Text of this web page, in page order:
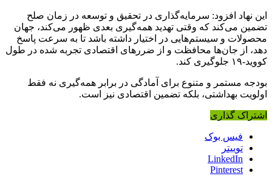
این نهاد افزود: سرمایه‌گذاری در تحقیق و توسعه در زمان صلح
تضمین می‌کند که وقتی تهدید همه‌گیری بعدی ظهور می‌کند، جهان
محصولات و سیستم‌هایی در اختیار داشته باشد تا به سرعت پاسخ
دهد، از جان‌ها محافظت و از ضررهای اقتصادی تجربه شده در طول
کووید‑۱۹ جلوگیری کند.
بودجه مستمر و متنوع برای آمادگی در برابر همه‌گیری نه فقط
اولویت بهداشتی، بلکه تضمین اقتصادی نیز است.
اشتراک گذاری
فیس بوک
توییتر
LinkedIn
Pinterest